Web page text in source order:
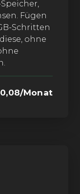
Fügen
Schritten
ohne
Monat